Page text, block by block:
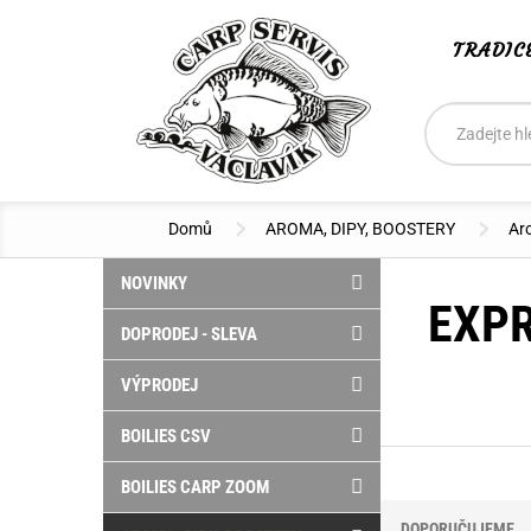
Vyhledávání
Hledat
Domů AROMA, DIPY, BOOSTERY
NOVINKY
DOPRODEJ - SLEVA
VÝPRODEJ
BOILIES CSV
BOILIES CARP ZOOM